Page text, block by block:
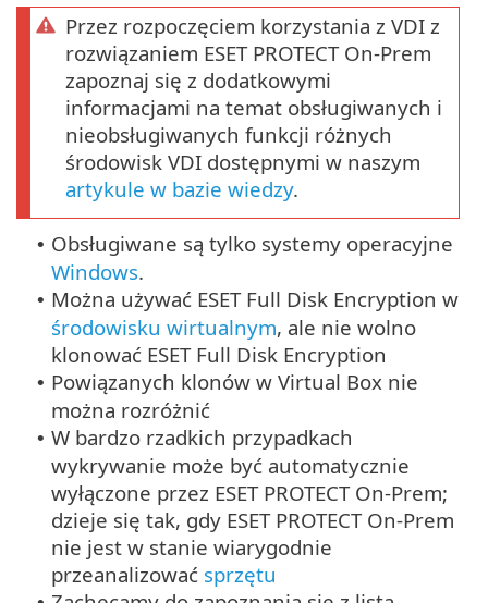
Przez rozpoczęciem korzystania z VDI z
rozwiązaniem ESET PROTECT On-Prem
zapoznaj się z dodatkowymi
informacjami na temat obsługiwanych i
nieobsługiwanych funkcji różnych
środowisk VDI dostępnymi w naszym
artykule w bazie wiedzy.
• Obsługiwane są tylko systemy operacyjne
Windows.
• Można używać ESET Full Disk Encryption w
środowisku wirtualnym, ale nie wolno
klonować ESET Full Disk Encryption
• Powiązanych klonów w Virtual Box nie
można rozróżnić
• W bardzo rzadkich przypadkach
wykrywanie może być automatycznie
wyłączone przez ESET PROTECT On-Prem;
dzieje się tak, gdy ESET PROTECT On-Prem
nie jest w stanie wiarygodnie
przeanalizować sprzętu